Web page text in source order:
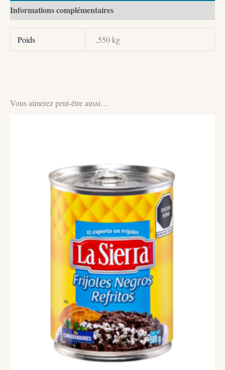
Informations complémentaires
Poids ,550 kg
Vous aimerez peut-être aussi…